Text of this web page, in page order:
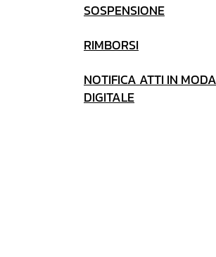
SOSPENSIONE
RIMBORSI
NOTIFICA ATTI IN
DIGITALE